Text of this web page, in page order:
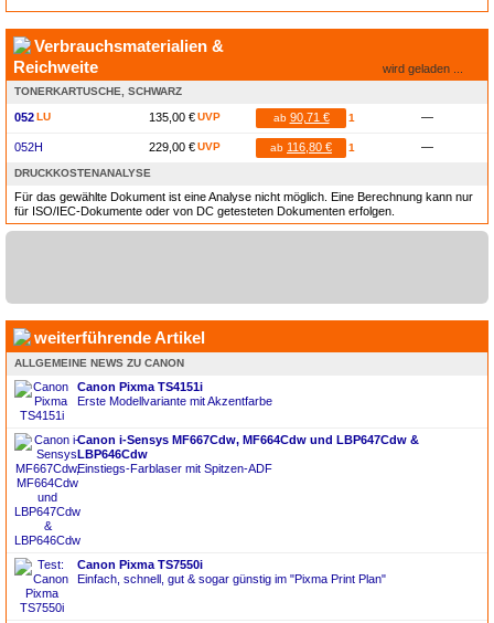
Verbrauchsmaterialien &
Reichweite
wird geladen ...
TONERKARTUSCHE, SCHWARZ
052LU 135,00 € UVP ab 90,71 € 1 —
052H 229,00 € UVP ab 116,80 € 1 —
DRUCKKOSTENANALYSE
Für das gewählte Dokument ist eine Analyse nicht möglich. Eine Berechnung kann nur
für ISO/IEC-Dokumente oder von DC getesteten Dokumenten erfolgen.
weiterführende Artikel
ALLGEMEINE NEWS ZU CANON
Canon Pixma TS4151i
Erste Modellvariante mit Akzentfarbe
Canon i-Sensys MF667Cdw, MF664Cdw und LBP647Cdw &
LBP646Cdw
Einstiegs-Farblaser mit Spitzen-ADF
Canon Pixma TS7550i
Einfach, schnell, gut & sogar günstig im "Pixma Print Plan"